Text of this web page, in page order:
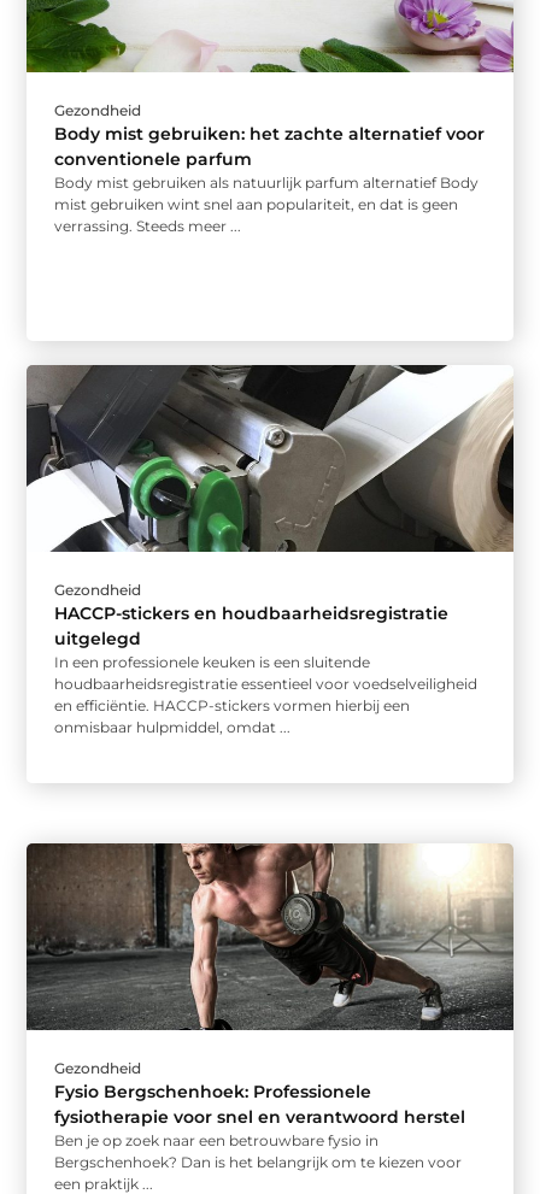
Gezondheid
Body mist gebruiken: het zachte alternatief voor
conventionele parfum
Body mist gebruiken als natuurlijk parfum alternatief Body
mist gebruiken wint snel aan populariteit, en dat is geen
verrassing. Steeds meer ...
Gezondheid
HACCP-stickers en houdbaarheidsregistratie
uitgelegd
In een professionele keuken is een sluitende
houdbaarheidsregistratie essentieel voor voedselveiligheid
en efficiëntie. HACCP-stickers vormen hierbij een
onmisbaar hulpmiddel, omdat ...
Gezondheid
Fysio Bergschenhoek: Professionele
fysiotherapie voor snel en verantwoord herstel
Ben je op zoek naar een betrouwbare fysio in
Bergschenhoek? Dan is het belangrijk om te kiezen voor
een praktijk ...